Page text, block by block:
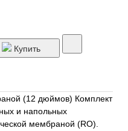
Купить
(12 дюймов) Комплект
и напольных
мембраной (RO).